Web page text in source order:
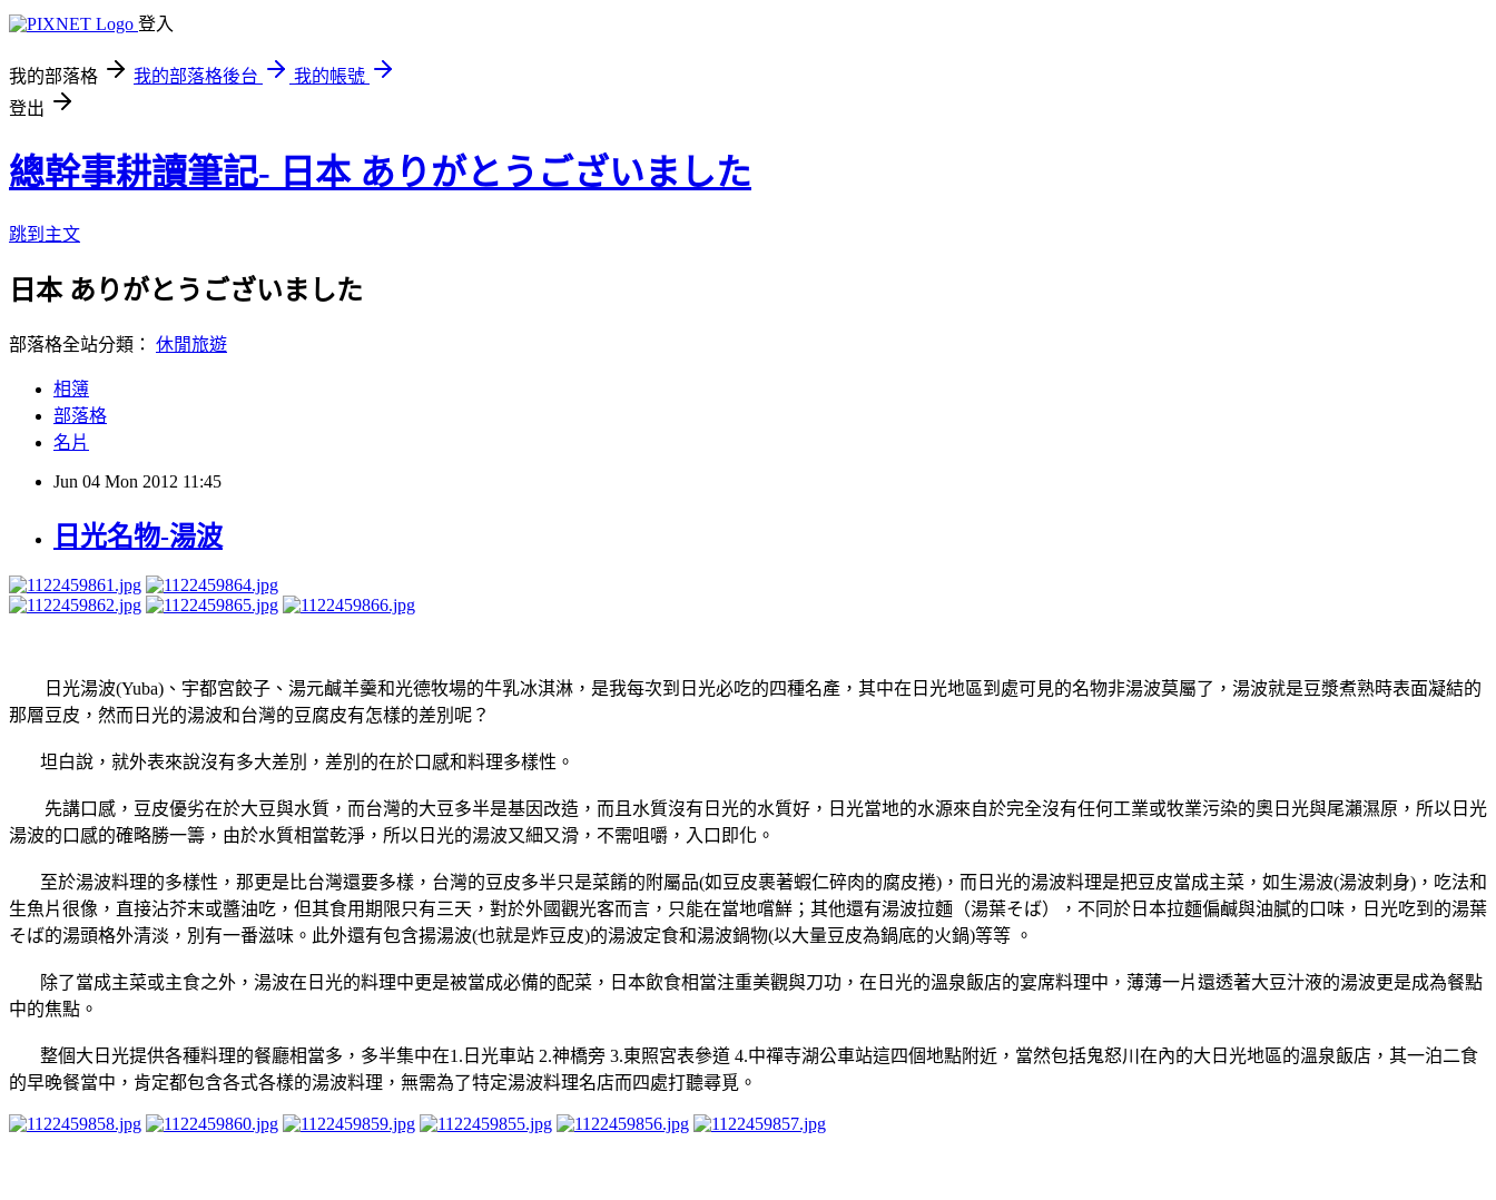
登入
我的部落格 我的部落格後台
我的帳號
登出
總幹事耕讀筆記- 日本 ありがとうございました
跳到主文
日本 ありがとうございました
部落格全站分類： 休閒旅遊
相簿
部落格
名片
Jun 04 Mon 2012 11:45
日光名物-湯波
日光湯波(Yuba)、宇都宮餃子、湯元鹹羊羹和光德牧場的牛乳冰淇淋，是我每次到日光必吃的四種名產，其中在日光地區到處可見的名物非湯波莫屬了，湯波就是豆漿煮熟時表面凝結的
那層豆皮，然而日光的湯波和台灣的豆腐皮有怎樣的差別呢？
坦白說，就外表來說沒有多大差別，差別的在於口感和料理多樣性。
先講口感，豆皮優劣在於大豆與水質，而台灣的大豆多半是基因改造，而且水質沒有日光的水質好，日光當地的水源來自於完全沒有任何工業或牧業污染的奧日光與尾瀨濕原，所以日光
湯波的口感的確略勝一籌，由於水質相當乾淨，所以日光的湯波又細又滑，不需咀嚼，入口即化。
至於湯波料理的多樣性，那更是比台灣還要多樣，台灣的豆皮多半只是菜餚的附屬品(如豆皮裹著蝦仁碎肉的腐皮捲)，而日光的湯波料理是把豆皮當成主菜，如生湯波(湯波刺身)，吃法和
生魚片很像，直接沾芥末或醬油吃，但其食用期限只有三天，對於外國觀光客而言，只能在當地嚐鮮；其他還有湯波拉麵（湯葉そば），不同於日本拉麵偏鹹與油膩的口味，日光吃到的湯葉
そば的湯頭格外清淡，別有一番滋味。此外還有包含揚湯波(也就是炸豆皮)的湯波定食和湯波鍋物(以大量豆皮為鍋底的火鍋)等等 。
除了當成主菜或主食之外，湯波在日光的料理中更是被當成必備的配菜，日本飲食相當注重美觀與刀功，在日光的溫泉飯店的宴席料理中，薄薄一片還透著大豆汁液的湯波更是成為餐點
中的焦點。
整個大日光提供各種料理的餐廳相當多，多半集中在1.日光車站 2.神橋旁 3.東照宮表參道 4.中禪寺湖公車站這四個地點附近，當然包括鬼怒川在內的大日光地區的溫泉飯店，其一泊二食
的早晚餐當中，肯定都包含各式各樣的湯波料理，無需為了特定湯波料理名店而四處打聽尋覓。